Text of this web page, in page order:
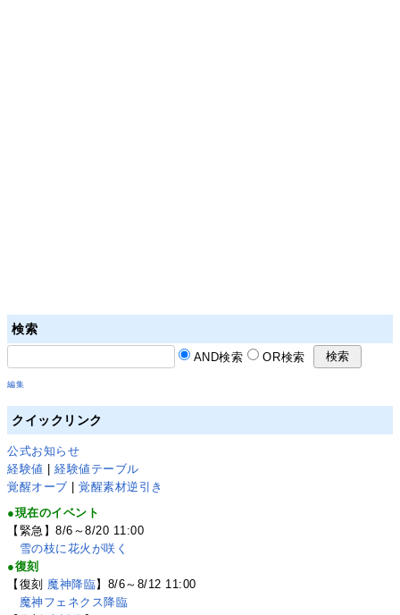
検索
AND検索 OR検索
編集
クイックリンク
公式お知らせ
経験値 |経験値テーブル
覚醒オーブ |覚醒素材逆引き
●現在のイベント
【緊急】8/6～8/20 11:00
雪の枝に花火が咲く
●復刻
【復刻 魔神降臨】8/6～8/12 11:00
魔神フェネクス降臨